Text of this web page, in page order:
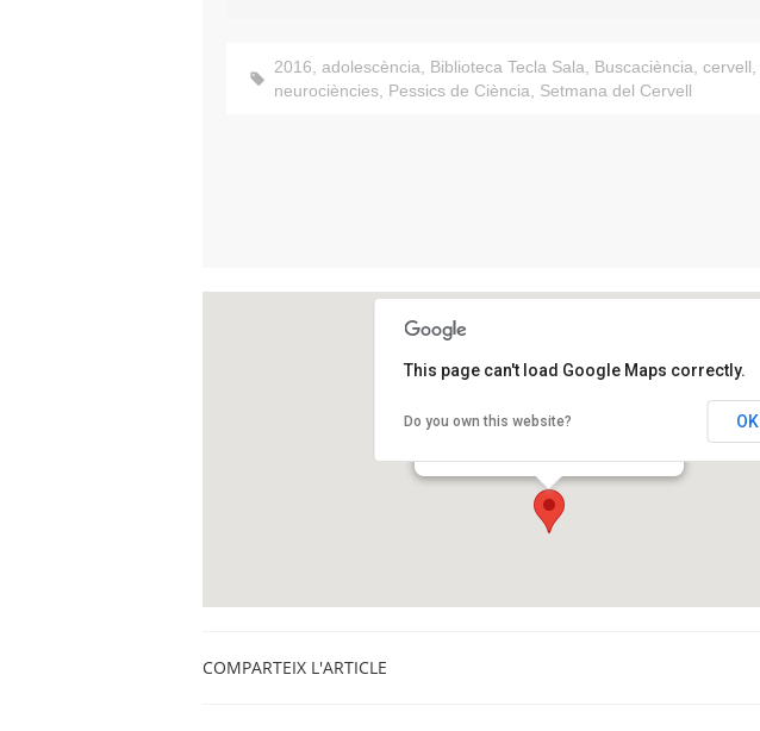
2016, adolescència, Biblioteca Tecla Sala, Buscaciència, cervell,
neurociències, Pessics de Ciència, Setmana del Cervell
Avinguda de Josep Tarradellas i Joan, 44
This page can't load Google Maps correctly.
Do you own this website? OK
COMPARTEIX L'ARTICLE